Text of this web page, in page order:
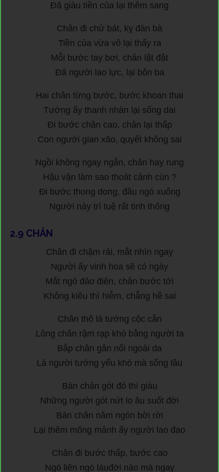
Đã giàu tiền của lại thêm sang
Chân đi chử bát, kỵ đàn bà
Tiền của vừa vô lại thấy ra
Mỗi bước tay bơi, chân lật đật
Đã người lao lực, lại bôn ba
Hai chân từng bước, bước khoan thai
Tướng ấy thanh nhàn lại sống dai
Đi bước chân cao, chân lại thấp
Con người gian xão, quyết không sai
Ngồi không ngay ngắn, chân hay rung
Hậu vận làm sao thoát cảnh cùn ?
Đi bước thong dong, đầu ngó xuống
Người này trí tuệ rất tinh thông
2.9 CHÂN
Chân đi chậm rải, mắt nhìn ngay
Người ấy vinh hoa sẽ có ngày
Mắt ngó đảo điên, chân bước tới
Không kiêu thì hiễm, chẳng hề sai
Chân thô là tướng cộc cằn
Lông chân rậm rạp khó bằng người ta
Bắp chân gân nổi ngoài da
Là người tướng yểu khó mà sống lâu
Bàn chân gót đỏ thì giàu
Những người gót nứt lo âu suốt đời
Bàn chân năm ngón bời rời
Lại thêm mõng mảnh ấy người lao đao
Chân đi bước thấp, bước cao
Ngó liên ngó láuđời nào mà ngay